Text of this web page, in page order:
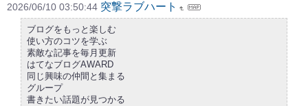
2026/06/10 03:50:44 突撃ラブハート
ブログをもっと楽しむ
使い方のコツを学ぶ
素敵な記事を毎月更新
はてなブログAWARD
同じ興味の仲間と集まる
グループ
書きたい話題が見つかる